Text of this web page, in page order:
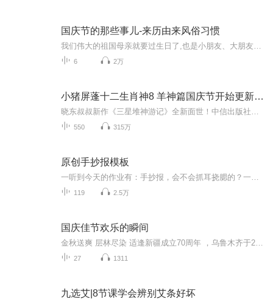
国庆节的那些事儿-来历由来风俗习惯
6 2万
小猪屏蓬十二生肖神8 羊神篇国庆节开始更新啦！
550 315万
原创手抄报模板
119 2.5万
国庆佳节欢乐的瞬间
27 1311
九选艾|8节课学会辨别艾条好坏